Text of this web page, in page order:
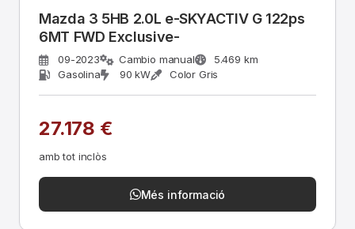
Mazda 3 5HB 2.0L e-SKYACTIV G 122ps
6MT FWD Exclusive-
09-2023 Cambio manual
5.469 km
Gasolina
90 kW Color Gris
27.178 €
amb tot inclòs
Més informació